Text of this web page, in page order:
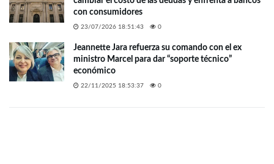
con consumidores
23/07/2026 18:51:43 0
Jeannette Jara refuerza su comando con el ex
ministro Marcel para dar “soporte técnico”
económico
22/11/2025 18:53:37 0